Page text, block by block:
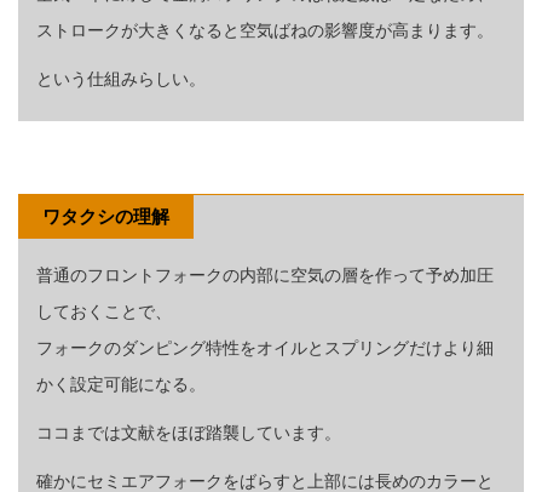
ストロークが大きくなると空気ばねの影響度が高まります。
という仕組みらしい。
ワタクシの理解
普通のフロントフォークの内部に空気の層を作って予め加圧
しておくことで、
フォークのダンピング特性をオイルとスプリングだけより細
かく設定可能になる。
ココまでは文献をほぼ踏襲しています。
確かにセミエアフォークをばらすと上部には長めのカラーと